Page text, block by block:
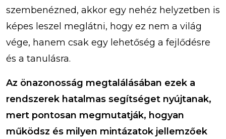
szembenézned, akkor egy nehéz helyzetben is
képes leszel meglátni, hogy ez nem a világ
vége, hanem csak egy lehetőség a fejlődésre
és a tanulásra.
Az önazonosság megtalálásában ezek a
rendszerek hatalmas segítséget nyújtanak,
mert pontosan megmutatják, hogyan
működsz és milyen mintázatok jellemzőek